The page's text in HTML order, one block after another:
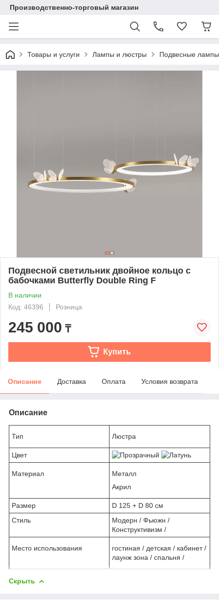
Производственно-торговый магазин
Товары и услуги Лампы и люстры Подвесные лампы
Подвесной светильник двойное кольцо с
бабочками Butterfly Double Ring F
В наличии
Код: 46396
Розница
245 000 ₸
Купить
Описание Доставка Оплата Условия возврата
Описание
Тип Люстра
Цвет
Материал
Металл
Акрил
Размер
D 125 + D 80 см
Стиль
Модерн / Фьюжн /
Конструктивизм /
Место использования
гостиная / детская / кабинет /
лаунж зона / спальня /
Скрыть